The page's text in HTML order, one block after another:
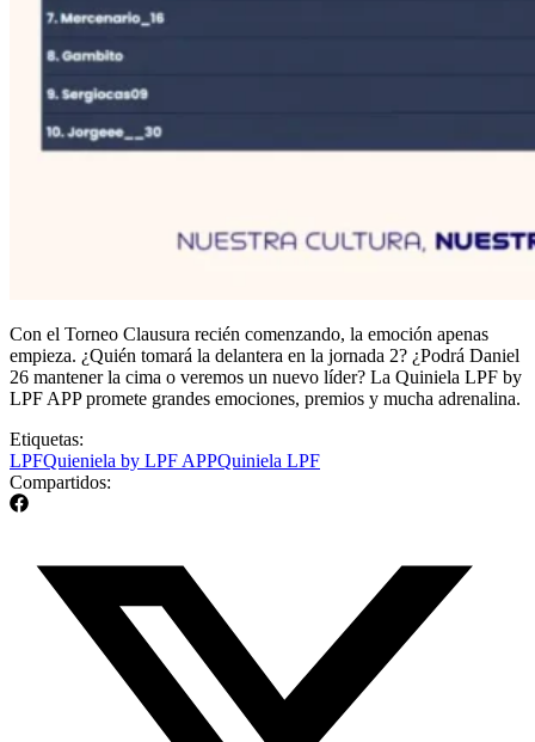
Con el Torneo Clausura recién comenzando, la emoción apenas
empieza. ¿Quién tomará la delantera en la jornada 2? ¿Podrá Daniel
26 mantener la cima o veremos un nuevo líder? La Quiniela LPF by
LPF APP promete grandes emociones, premios y mucha adrenalina.
Etiquetas:
LPFQuieniela by LPF APPQuiniela LPF
Compartidos: